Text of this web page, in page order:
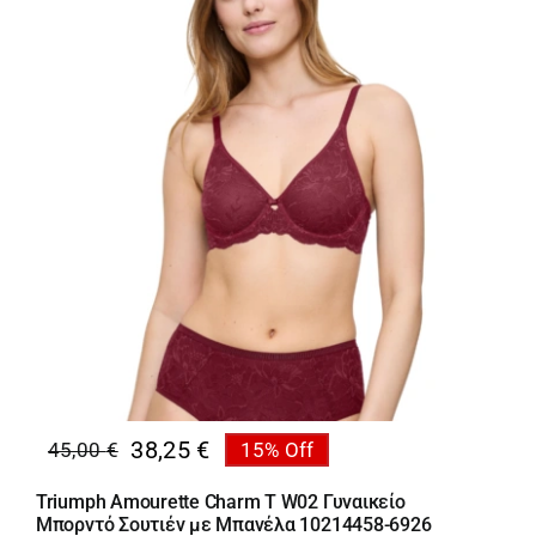
45,00€
Original
price
was:
38,25 €
Η
τρέχουσα
τιμή
15% Off
Triumph Amourette Charm T W02 Γυναικείο
Μπορντό Σουτιέν με Μπανέλα 10214458-6926